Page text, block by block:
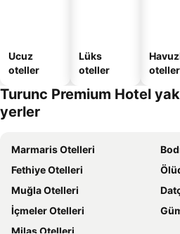
Ucuz
oteller
Lüks
oteller
oteller
Turunc Premium Hotel
yerler
Marmaris Otelleri
Fethiye Otelleri
Muğla Otelleri
İçmeler Otelleri
Milas Otelleri